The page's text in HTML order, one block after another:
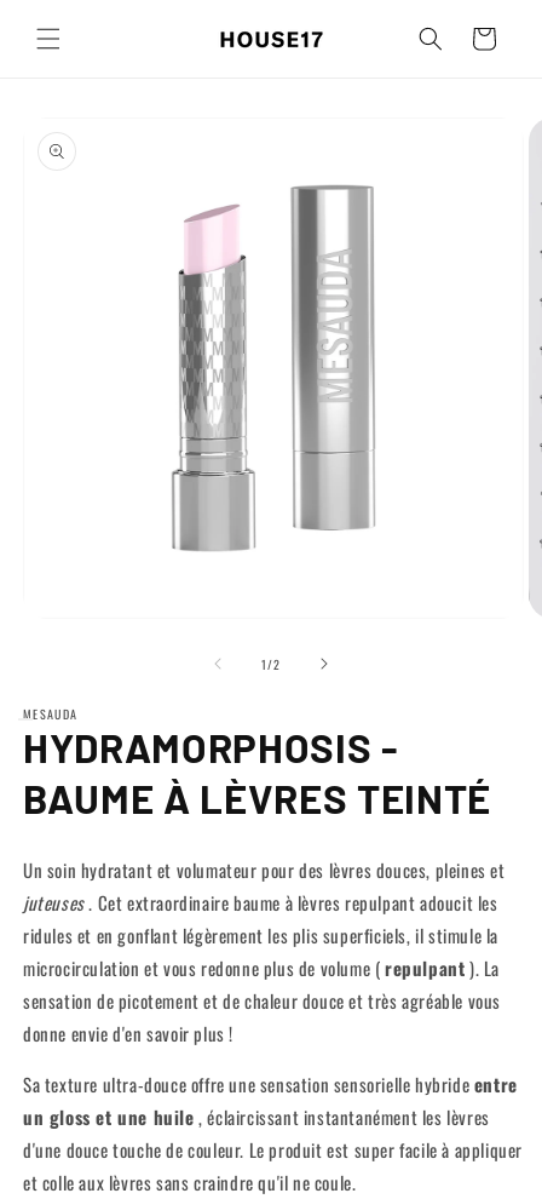
passer au
contenu
Panier
informations
produits
une
fenêtre
modale
1/de
2
MESAUDA
HYDRAMORPHOSIS -
BAUME À LÈVRES TEINTÉ
Un soin hydratant et volumateur pour des lèvres douces, pleines et
juteuses. Cet extraordinaire baume à lèvres repulpant adoucit les
ridules et en gonflant légèrement les plis superficiels, il stimule la
microcirculation et vous redonne plus de volume (repulpant). La
sensation de picotement et de chaleur douce et très agréable vous
donne envie d'en savoir plus !
Sa texture ultra-douce offre une sensation sensorielle hybrideentre
un gloss et une huile, éclaircissant instantanément les lèvres
d'une douce touche de couleur. Le produit est super facile à appliquer
et colle aux lèvres sans craindre qu'il ne coule.